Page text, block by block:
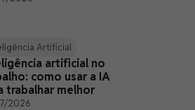
Artificial
artificial no
como usar a IA
trabalhar melhor
2026